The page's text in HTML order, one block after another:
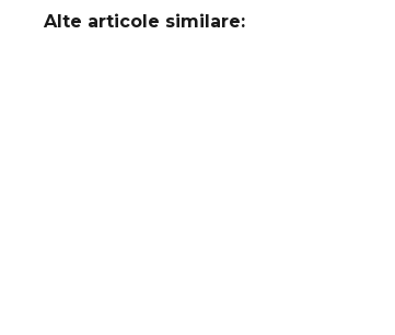
Alte articole similare: